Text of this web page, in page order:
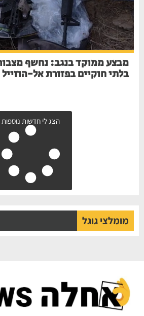
מבצע ממוקד בנגב: נחשף
בלתי חוקיים בפזורת אל-הוזייל
הצג לי חדשות נוספות
מומלצי גוגל